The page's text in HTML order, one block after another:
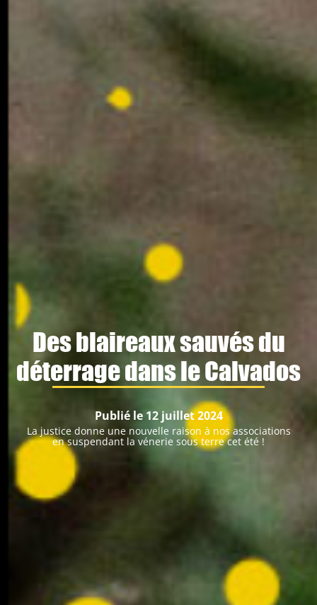
Des blaireaux sauvés du
déterrage dans le Calvados
Publié le 12 juillet 2024
La justice donne une nouvelle raison à nos associations
en suspendant la vénerie sous terre cet été !